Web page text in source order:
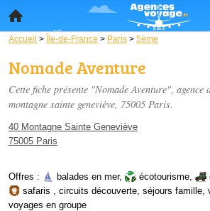
Accueil > Île-de-France > Paris > 5ème
Nomade Aventure
Cette fiche présente "Nomade Aventure", agence
montagne sainte geneviève, 75005 Paris.
40 Montagne Sainte Geneviève
75005 Paris
Offres : balades en mer, écotourisme,
safaris , circuits découverte, séjours famille,
voyages en groupe